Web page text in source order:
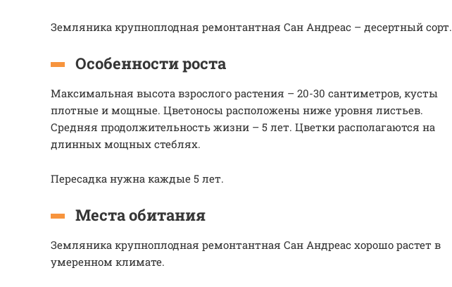
Земляника крупноплодная ремонтантная Сан Андреас – десертный сорт.
Особенности роста
Максимальная высота взрослого растения – 20-30 сантиметров, кусты
плотные и мощные. Цветоносы расположены ниже уровня листьев.
Средняя продолжительность жизни – 5 лет. Цветки располагаются на
длинных мощных стеблях.
Пересадка нужна каждые 5 лет.
Места обитания
Земляника крупноплодная ремонтантная Сан Андреас хорошо растет в
умеренном климате.